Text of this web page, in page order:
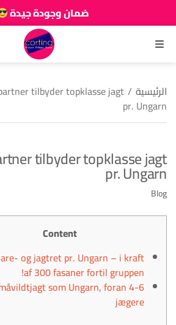
ضمان وجودة جيدة
زين دارك يزيانو حوالك
القائمة
الرئيسية /
tilbyder topklasse jagt
pr. Ungarn
tilbyder topklasse jagt
pr. Ungarn
Blog
Content
og jagtret pr. Ungarn – i kraft
af 300 fasaner fortil gruppen!
som Ungarn, foran 4-6
jægere